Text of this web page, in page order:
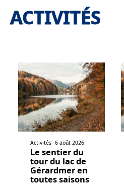
ACTIVITÉS
Activités 6 août 2026
Le sentier du
tour du lac de
Gérardmer en
toutes saisons